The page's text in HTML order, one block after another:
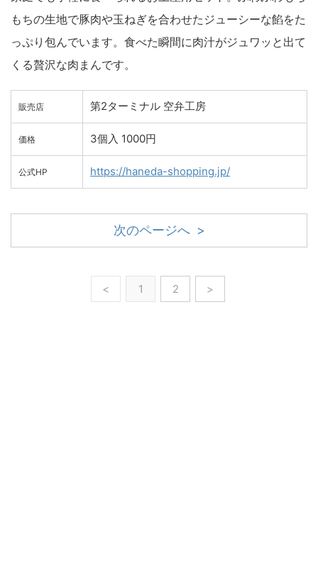
もちの生地で豚肉や玉ねぎを合わせたジューシーな餡をた
っぷり包んでいます。食べた瞬間に肉汁がジュワッと出て
くる贅沢な肉まんです。
販売店 第2ターミナル 空弁工房
価格 3個入 1000円
公式HP https://haneda-shopping.jp/
次のページへ >
< 1 2 >